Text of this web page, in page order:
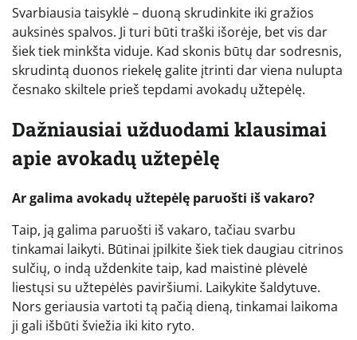
Svarbiausia taisyklė – duoną skrudinkite iki gražios
auksinės spalvos. Ji turi būti traški išorėje, bet vis dar
šiek tiek minkšta viduje. Kad skonis būtų dar sodresnis,
skrudintą duonos riekelę galite įtrinti dar viena nulupta
česnako skiltele prieš tepdami avokadų užtepėlę.
Dažniausiai užduodami klausimai
apie avokadų užtepėlę
Ar galima avokadų užtepėlę paruošti iš vakaro?
Taip, ją galima paruošti iš vakaro, tačiau svarbu
tinkamai laikyti. Būtinai įpilkite šiek tiek daugiau citrinos
sulčių, o indą uždenkite taip, kad maistinė plėvelė
liestųsi su užtepėlės paviršiumi. Laikykite šaldytuve.
Nors geriausia vartoti tą pačią dieną, tinkamai laikoma
ji gali išbūti šviežia iki kito ryto.